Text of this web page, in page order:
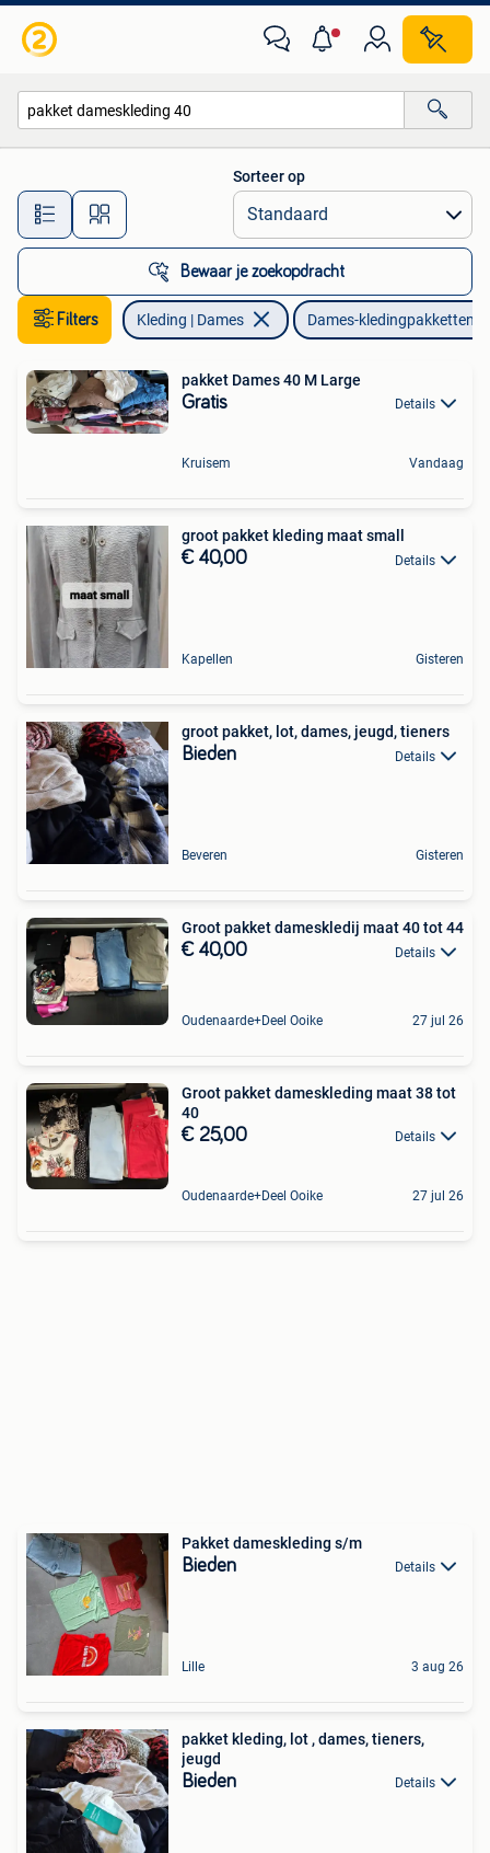
Alle afstanden…
Sorteer op
Bewaar je zoekopdracht
Filters Kleding | Dames Dames-kledingpakketten
pakket Dames 40 M Large
Gratis Details
Kruisem Vandaag
groot pakket kleding maat small
€ 40,00 Details
Kapellen Gisteren
groot pakket, lot, dames, jeugd, tieners
Bieden Details
Beveren Gisteren
Groot pakket dameskledij maat 40 tot 44
€ 40,00 Details
Oudenaarde+Deel Ooike 27 jul 26
Groot pakket dameskleding maat 38 tot
40
€ 25,00 Details
Oudenaarde+Deel Ooike 27 jul 26
Pakket dameskleding s/m
Bieden Details
Lille 3 aug 26
pakket kleding, lot , dames, tieners,
jeugd
Bieden Details